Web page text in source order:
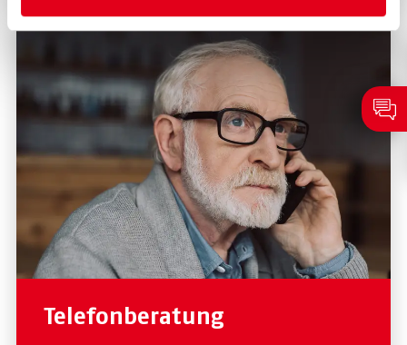
Telefonberatung